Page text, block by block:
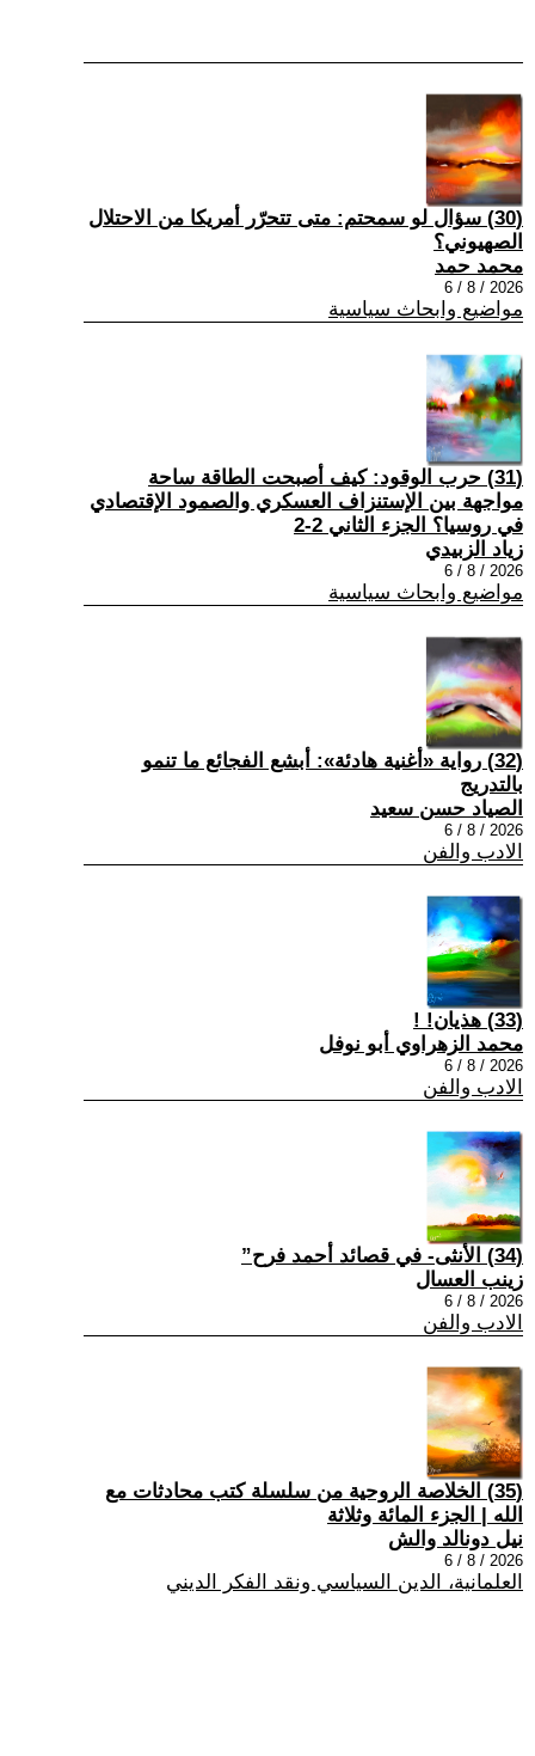
(30) سؤال لو سمحتم: متى تتحرّر أمريكا من الاحتلال
الصهيوني؟
محمد حمد
2026 / 8 / 6
مواضيع وابحاث سياسية
(31) حرب الوقود: كيف أصبحت الطاقة ساحة
مواجهة بين الإستنزاف العسكري والصمود الإقتصادي
في روسيا؟ الجزء الثاني 2-2
زياد الزبيدي
2026 / 8 / 6
مواضيع وابحاث سياسية
(32) رواية «أغنية هادئة»: أبشع الفجائع ما تنمو
بالتدريج
الصياد حسن سعيد
2026 / 8 / 6
الادب والفن
(33) هذيان! !
محمد الزهراوي أبو نوفل
2026 / 8 / 6
الادب والفن
(34) الأنثى- في قصائد أحمد فرح”
زينب العسال
2026 / 8 / 6
الادب والفن
(35) الخلاصة الروحية من سلسلة كتب محادثات مع
الله | الجزء المائة وثلاثة
نيل دونالد والش
2026 / 8 / 6
العلمانية، الدين السياسي ونقد الفكر الديني